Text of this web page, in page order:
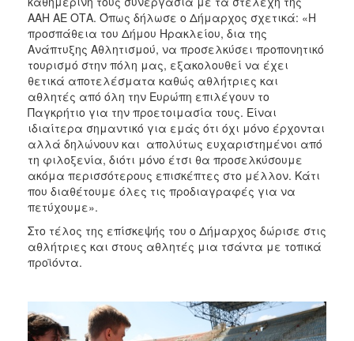
ΑΑΗ ΑΕ ΟΤΑ. Όπως δήλωσε ο Δήμαρχος σχετικά: «Η
προσπάθεια του Δήμου Ηρακλείου, δια της
Ανάπτυξης Αθλητισμού, να προσελκύσει προπονητικό
τουρισμό στην πόλη μας, εξακολουθεί να έχει
θετικά αποτελέσματα καθώς αθλήτριες και
αθλητές από όλη την Ευρώπη επιλέγουν το
Παγκρήτιο για την προετοιμασία τους. Είναι
ιδιαίτερα σημαντικό για εμάς ότι όχι μόνο έρχονται
αλλά δηλώνουν και απολύτως ευχαριστημένοι από
τη φιλοξενία, διότι μόνο έτσι θα προσελκύσουμε
ακόμα περισσότερους επισκέπτες στο μέλλον. Κάτι
που διαθέτουμε όλες τις προδιαγραφές για να
πετύχουμε».
Στο τέλος της επίσκεψής του ο Δήμαρχος δώρισε στις
αθλήτριες και στους αθλητές μια τσάντα με τοπικά
προϊόντα.